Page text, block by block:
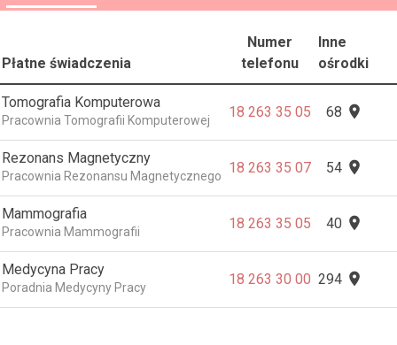
Płatne świadczenia
Numer
telefonu
Inne
ośrodki
Tomografia Komputerowa
Pracownia Tomografii Komputerowej 18 263 35 05 68 
Rezonans Magnetyczny
Pracownia Rezonansu Magnetycznego 18 263 35 07 54 
Mammografia
Pracownia Mammografii 18 263 35 05 40 
Medycyna Pracy
Poradnia Medycyny Pracy 18 263 30 00 294 